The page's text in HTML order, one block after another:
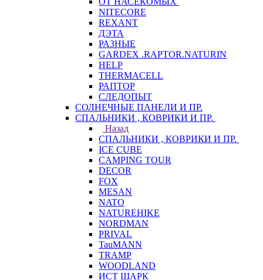
NITECORE
REXANT
ДЭТА
РАЗНЫЕ
GARDEX .RAPTOR.NATURIN
HELP
THERMACELL
РАПТОР
СЛЕДОПЫТ
СОЛНЕЧНЫЕ ПАНЕЛИ И ПР.
СПАЛЬНИКИ , КОВРИКИ И ПР.
Назад
СПАЛЬНИКИ , КОВРИКИ И ПР.
ICE CUBE
CAMPING TOUR
DECOR
FOX
MESAN
NATO
NATUREHIKE
NORDMAN
PRIVAL
TauMANN
TRAMP
WOODLAND
ИСТ ШАРК